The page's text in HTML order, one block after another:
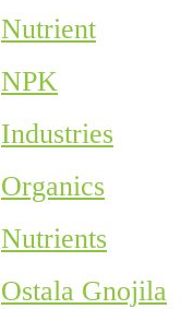
Nutrient
NPK
Industries
Organics
Nutrients
Ostala Gnojila